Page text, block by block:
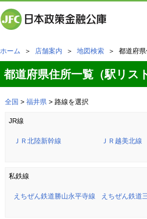
ホーム ＞ 店舗案内 ＞ 地図検索 ＞ 都道府県
都道府県住所一覧（駅リス
全国 > 福井県 > 路線を選択
JR線
ＪＲ北陸新幹線 ＪＲ越美北線
私鉄線
えちぜん鉄道勝山永平寺線 えちぜん鉄道